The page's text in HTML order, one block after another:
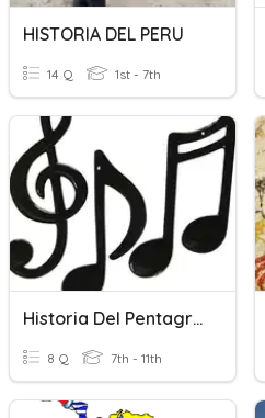
HISTORIA DEL PERU
14 Q 1st - 7th
Historia Del Pentagrama
8 Q 7th - 11th